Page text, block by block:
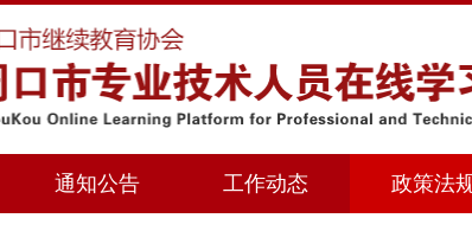
通知公告 工作动态 政策法